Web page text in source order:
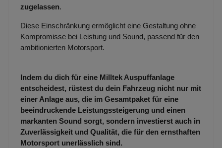
zugelassen.
Diese Einschränkung ermöglicht eine Gestaltung ohne
Kompromisse bei Leistung und Sound, passend für den
ambitionierten Motorsport.
Indem du dich für eine Milltek Auspuffanlage
entscheidest, rüstest du dein Fahrzeug nicht nur mit
einer Anlage aus, die im Gesamtpaket für eine
beeindruckende Leistungssteigerung und einen
markanten Sound sorgt, sondern investierst auch in
Zuverlässigkeit und Qualität, die für den ernsthaften
Motorsport unerlässlich sind.